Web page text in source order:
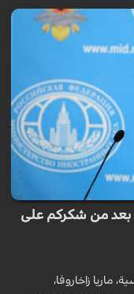
بعد من شكركم على
ماريا زاخاروفا،